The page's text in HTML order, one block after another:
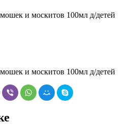
и москитов 100мл д/детей
и москитов 100мл д/детей